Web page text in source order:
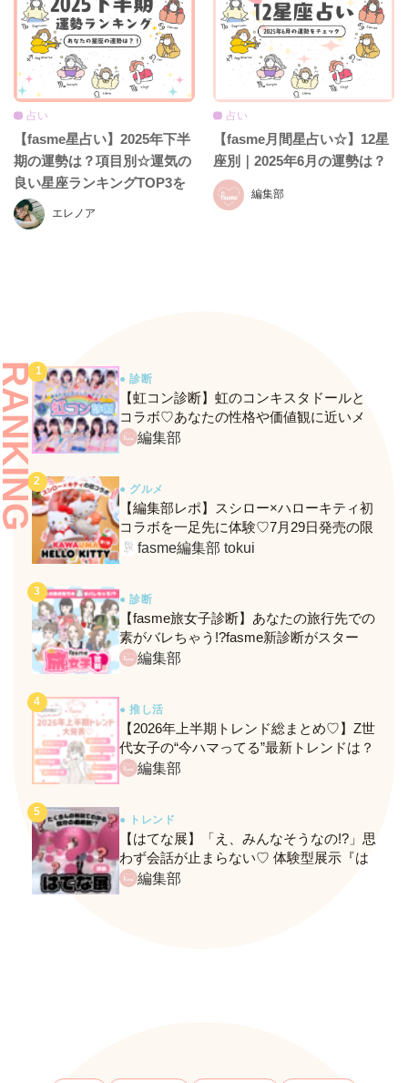
エレノア
占い
【fasme星占い】2025年下半
期の運勢は？項目別☆運気の
良い星座ランキングTOP3を
発表！
編集部
占い
【fasme月間星占い☆】12星
座別｜2025年6月の運勢は？
● 診断
【虹コン診断】虹のコンキスタドールと
コラボ♡あなたの性格や価値観に近いメ
ンバーがわかる、fasmeの新診断がスター
編集部
● グルメ
【編集部レポ】スシロー×ハローキティ初
コラボを一足先に体験♡7月29日発売の限
定メニュー＆グッズをレポ！
fasme編集部 tokui
● 診断
【fasme旅女子診断】あなたの旅行先での
素がバレちゃう!?fasme新診断がスター
ト！編集部
● 推し活
【2026年上半期トレンド総まとめ♡】Z世
代女子の“今ハマってる”最新トレンドは？
ネクストバズ予報もチェック♪
編集部
● トレンド
【はてな展】「え、みんなそうなの!?」思
わず会話が止まらない♡ 体験型展示『は
てな展』に行ってきたレポ
編集部